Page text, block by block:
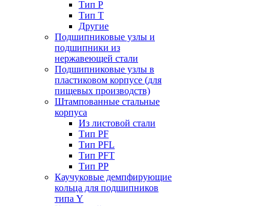
Тип P
Тип T
Другие
Подшипниковые узлы и
подшипники из
нержавеющей стали
Подшипниковые узлы в
пластиковом корпусе (для
пищевых производств)
Штампованные стальные
корпуса
Из листовой стали
Тип PF
Тип PFL
Тип PFT
Тип PP
Каучуковые демпфирующие
кольца для подшипников
типа Y